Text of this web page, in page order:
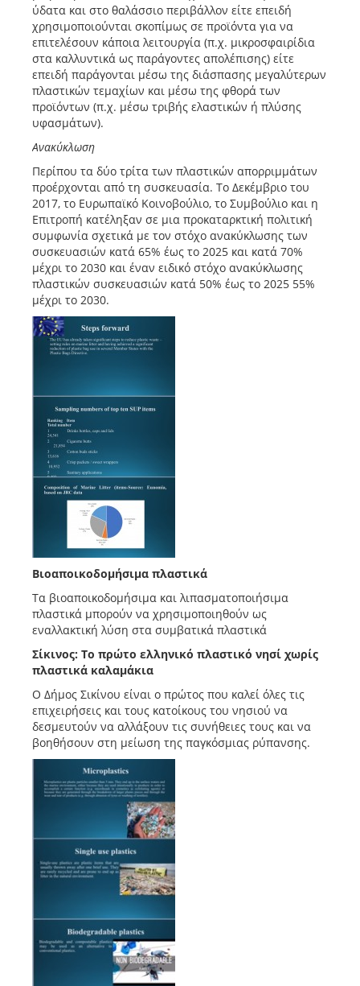
ύδατα και στο θαλάσσιο περιβάλλον είτε επειδή
χρησιμοποιούνται σκοπίμως σε προϊόντα για να
επιτελέσουν κάποια λειτουργία (π.χ. μικροσφαιρίδια
στα καλλυντικά ως παράγοντες απολέπισης) είτε
επειδή παράγονται μέσω της διάσπασης μεγαλύτερων
πλαστικών τεμαχίων και μέσω της φθορά των
προϊόντων (π.χ. μέσω τριβής ελαστικών ή πλύσης
υφασμάτων).
Ανακύκλωση
Περίπου τα δύο τρίτα των πλαστικών απορριμμάτων
προέρχονται από τη συσκευασία. Το Δεκέμβριο του
2017, το Ευρωπαϊκό Κοινοβούλιο, το Συμβούλιο και η
Επιτροπή κατέληξαν σε μια προκαταρκτική πολιτική
συμφωνία σχετικά με τον στόχο ανακύκλωσης των
συσκευασιών κατά 65% έως το 2025 και κατά 70%
μέχρι το 2030 και έναν ειδικό στόχο ανακύκλωσης
πλαστικών συσκευασιών κατά 50% έως το 2025 55%
μέχρι το 2030.
Βιοαποικοδομήσιμα πλαστικά
Τα βιοαποικοδομήσιμα και λιπασματοποιήσιμα
πλαστικά μπορούν να χρησιμοποιηθούν ως
εναλλακτική λύση στα συμβατικά πλαστικά
Σίκινος: Το πρώτο ελληνικό πλαστικό νησί χωρίς
πλαστικά καλαμάκια
Ο Δήμος Σικίνου είναι ο πρώτος που καλεί όλες τις
επιχειρήσεις και τους κατοίκους του νησιού να
δεσμευτούν να αλλάξουν τις συνήθειες τους και να
βοηθήσουν στη μείωση της παγκόσμιας ρύπανσης.